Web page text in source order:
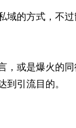
域的方式，不
，或是爆火的
引流目的。